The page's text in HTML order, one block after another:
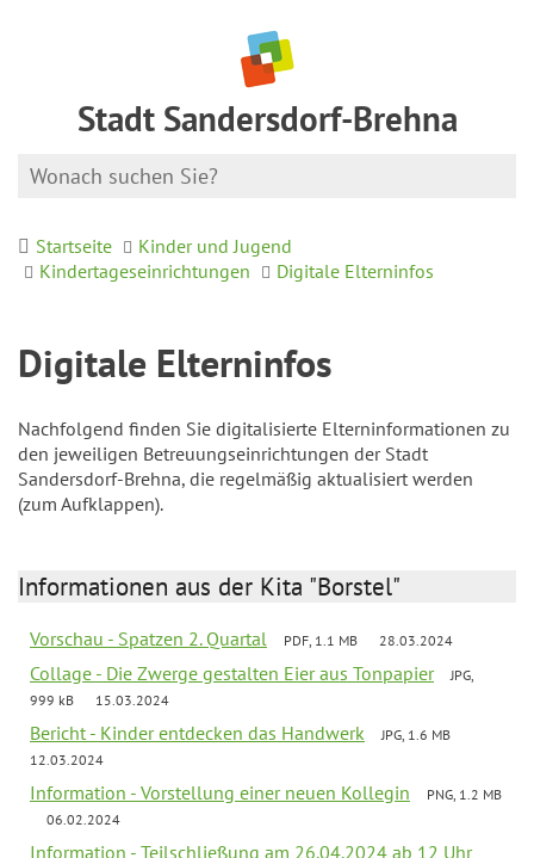
Stadt Sandersdorf-Brehna
Startseite
Kinder und Jugend
Kindertageseinrichtungen
Digitale Elterninfos
Digitale Elterninfos
Nachfolgend finden Sie digitalisierte Elterninformationen zu
den jeweiligen Betreuungseinrichtungen der Stadt
Sandersdorf-Brehna, die regelmäßig aktualisiert werden
(zum Aufklappen).
Informationen aus der Kita "Borstel"
Vorschau - Spatzen 2. Quartal PDF, 1.1 MB 28.03.2024
Collage - Die Zwerge gestalten Eier aus Tonpapier
JPG,
999 kB
15.03.2024
Bericht - Kinder entdecken das Handwerk
JPG, 1.6 MB
12.03.2024
Information - Vorstellung einer neuen Kollegin
PNG, 1.2 MB
06.02.2024
Information - Teilschließung am 26.04.2024 ab 12 Uhr